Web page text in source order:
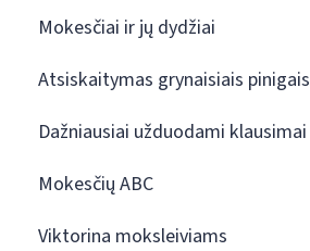
Mokesčiai ir jų dydžiai
Atsiskaitymas grynaisiais pinigais
Dažniausiai užduodami klausimai
Mokesčių ABC
Viktorina moksleiviams